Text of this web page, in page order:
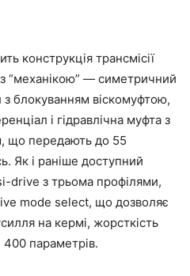
конструкція трансмісії
“механікою” — симетричний
блокуванням віскомуфтою,
і гідравлічна муфта з
що передають до 55
Як і раніше доступний
drive з трьома профілями,
mode select, що дозволяє
на кермі, жорсткість
400 параметрів.